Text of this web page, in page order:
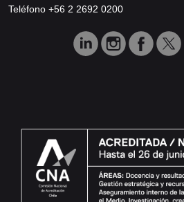
Teléfono +56 2 2692 0200